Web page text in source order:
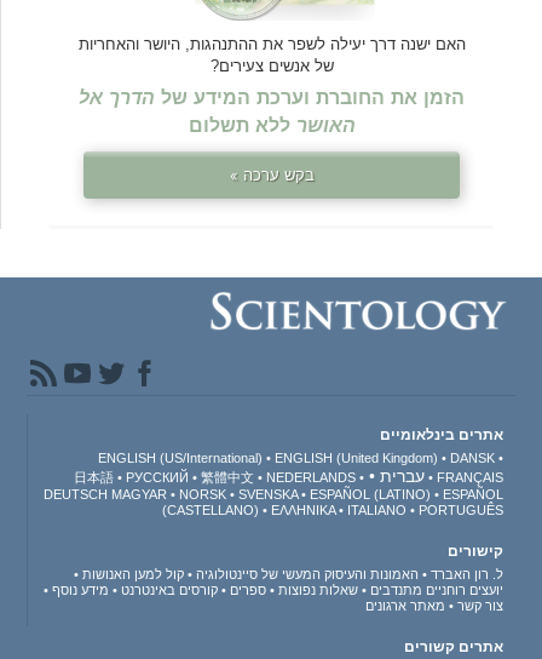
האם ישנה דרך יעילה לשפר את ההתנהגות, היושר והאחריות
של אנשים צעירים?
הזמן את החוברת וערכת המידע של הדרך אל
האושר ללא תשלום
בקש ערכה »
אתרים בינלאומיים
ENGLISH (US/International) ENGLISH (United Kingdom)
DANSK
FRANÇAIS
עברית 日本語 РУССКИЙ 繁體中文
NEDERLANDS
DEUTSCH MAGYAR NORSK SVENSKA ESPAÑOL (LATINO)
ESPAÑOL
(CASTELLANO)
ΕΛΛΗΝΙΚA ITALIANO PORTUGUÊS
קישורים
ל. רון האברד האמונות והעיסוק המעשי של סיינטולוגיה
קול למען האנושות
יועצים רוחניים מתנדבים
שאלות נפוצות ספרים קורסים באינטרנט
מידע נוסף
צור קשר
מאתר ארגונים
אתרים קשורים